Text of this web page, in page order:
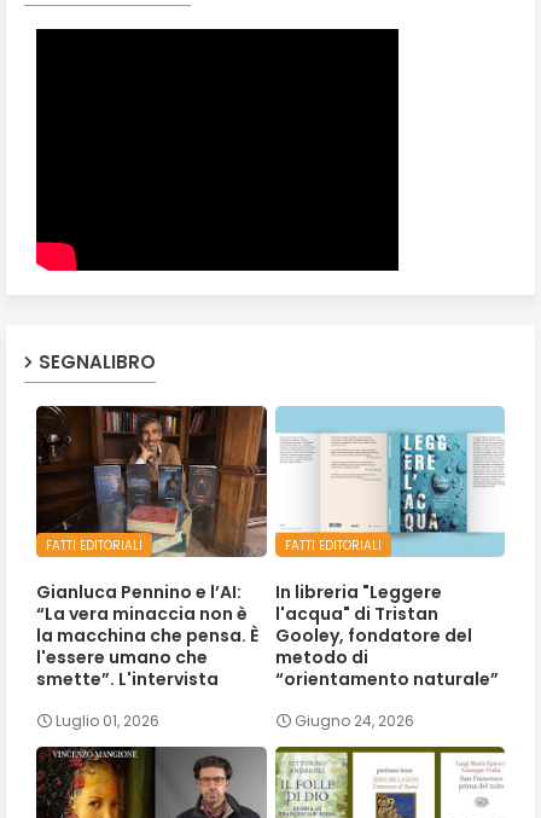
SEGNALIBRO
FATTI EDITORIALI
Gianluca Pennino e l’AI:
“La vera minaccia non è
la macchina che pensa. È
l'essere umano che
smette”. L'intervista
Luglio 01, 2026
FATTI EDITORIALI
In libreria "Leggere
l'acqua" di Tristan
Gooley, fondatore del
metodo di
“orientamento naturale”
Giugno 24, 2026